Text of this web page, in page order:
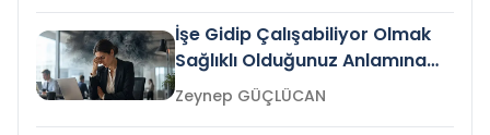
İşe Gidip Çalışabiliyor Olmak
Sağlıklı Olduğunuz Anlamına
Gelir mi?Zeynep GÜÇLÜCAN